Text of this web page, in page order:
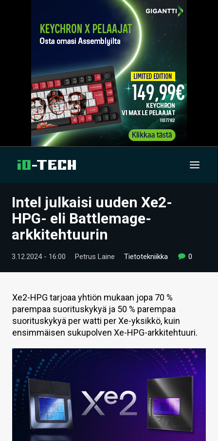
UUTISET
ARTIKKELIT
VIDEOT
TECHBBS
TIETOA
HINTA.FI
KAUPPA
VAIHDA TEEMA
HAKU
Intel julkaisi uuden Xe2-
HPG- eli Battlemage-
arkkitehtuurin
3.12.2024 - 16:00 Petrus Laine Tietotekniikka 0
Xe2-HPG tarjoaa yhtiön mukaan jopa 70 %
parempaa suorituskykyä ja 50 % parempaa
suorituskykyä per watti per Xe-yksikkö, kuin
ensimmäisen sukupolven Xe-HPG-arkkitehtuuri.